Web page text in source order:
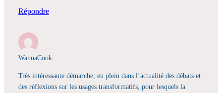
Répondre
WannaCook
Très intéressante démarche, en plein dans l’actualité des débats et
des réflexions sur les usages transformatifs, pour lesquels la